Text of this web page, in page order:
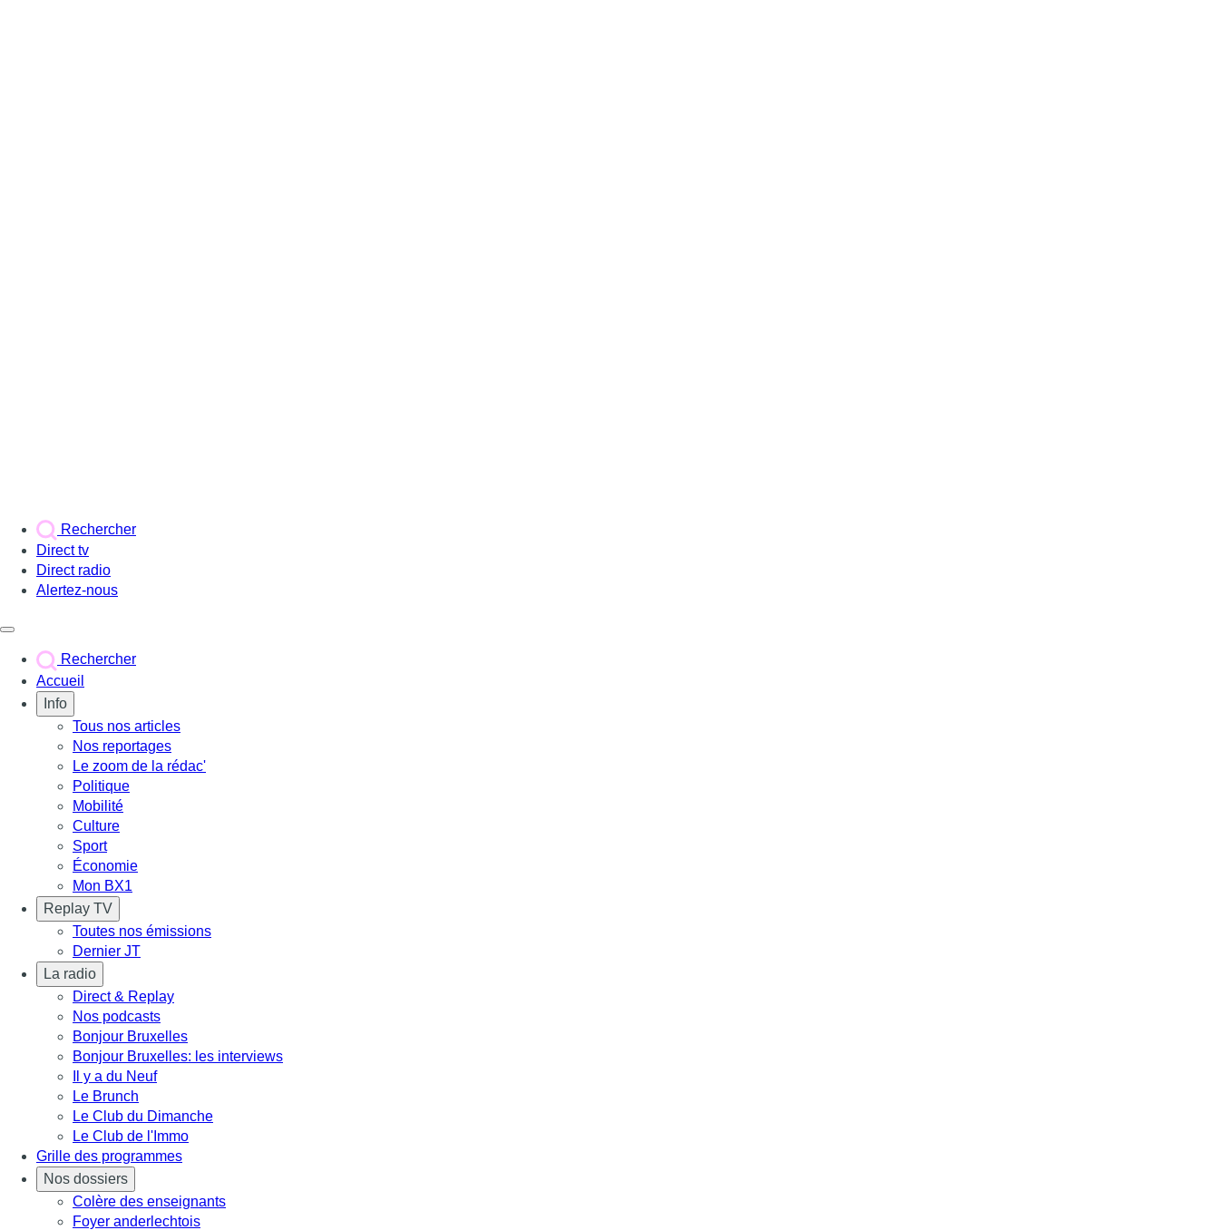
Rechercher
Direct tv
Direct radio
Alertez-nous
Rechercher
Accueil
Info
Tous nos articles
Nos reportages
Le zoom de la rédac'
Politique
Mobilité
Culture
Sport
Économie
Mon BX1
Replay TV
Toutes nos émissions
Dernier JT
La radio
Direct & Replay
Nos podcasts
Bonjour Bruxelles
Bonjour Bruxelles: les interviews
Il y a du Neuf
Le Brunch
Le Club du Dimanche
Le Club de l'Immo
Grille des programmes
Nos dossiers
Colère des enseignants
Foyer anderlechtois